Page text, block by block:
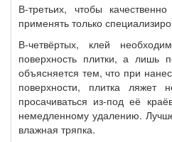
В-третьих, чтобы
применять только
В-четвёртых, клей
поверхность плитки, а
объясняется тем, что при
поверхности, плитка
просачиваться из-под её
немедленному удалению.
влажная тряпка.